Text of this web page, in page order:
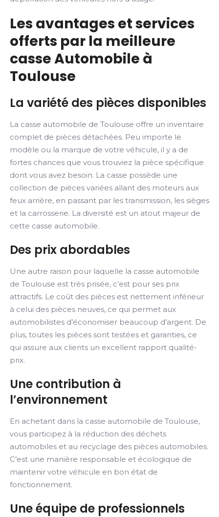
Les avantages et services
offerts par la meilleure
casse Automobile à
Toulouse
La variété des pièces disponibles
La casse automobile de Toulouse offre un inventaire
complet de pièces détachées. Peu importe le
modèle ou la marque de votre véhicule, il y a de
fortes chances que vous trouviez la pièce spécifique
dont vous avez besoin. La casse possède une
collection de pièces variées allant des moteurs aux
feux arrière, en passant par les transmission, les sièges
et la carrosserie. La diversité est un atout majeur de
cette casse automobile.
Des prix abordables
Une autre raison pour laquelle la casse automobile
de Toulouse est très prisée, c’est pour ses prix
attractifs. Le coût des pièces est nettement inférieur
à celui des pièces neuves, ce qui permet aux
automobilistes d’économiser beaucoup d’argent. De
plus, toutes les pièces sont testées et garanties, ce
qui assure aux clients un excellent rapport qualité-
prix.
Une contribution à
l’environnement
En achetant dans la casse automobile de Toulouse,
vous participez à la réduction des déchets
automobiles et au recyclage des pièces automobiles.
C’est une manière responsable et écologique de
maintenir votre véhicule en bon état de
fonctionnement.
Une équipe de professionnels